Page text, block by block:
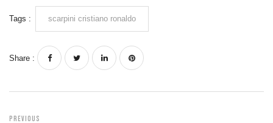
Tags : scarpini cristiano ronaldo
Share :
Previous